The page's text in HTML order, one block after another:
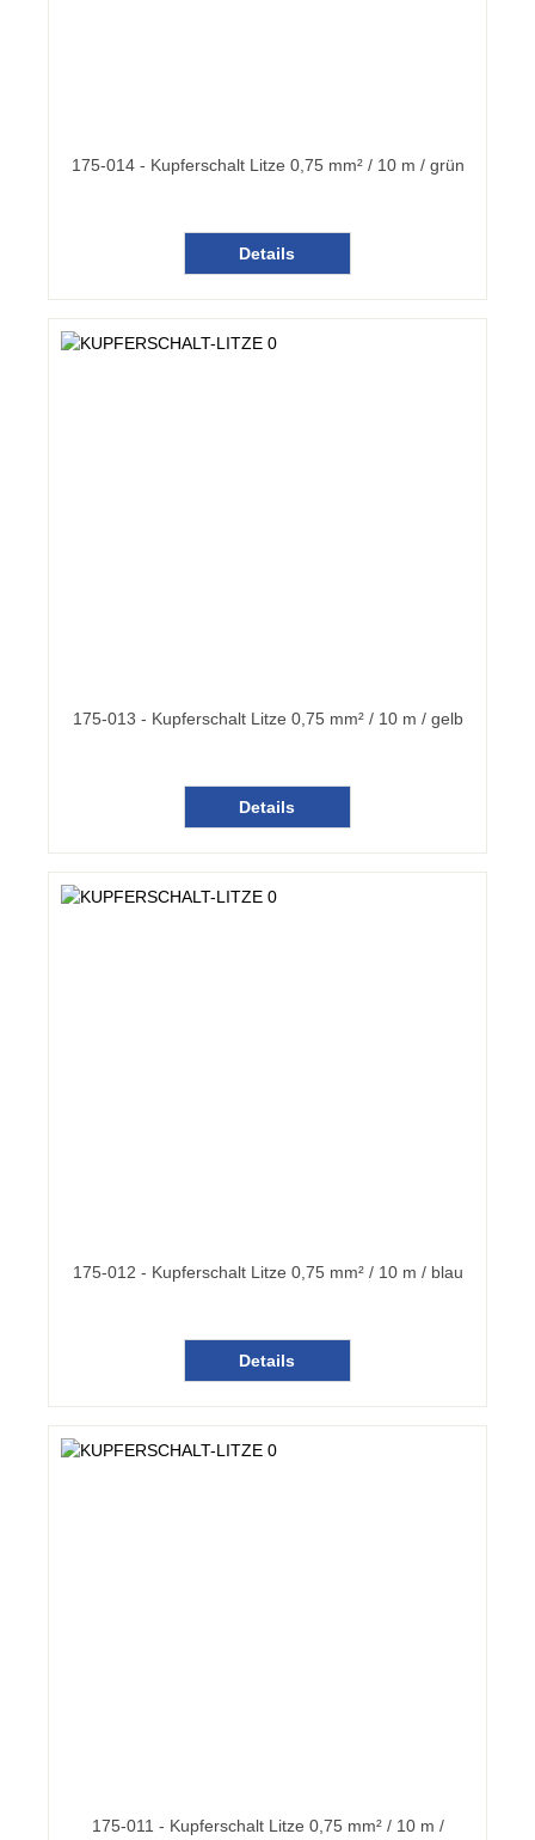
175-014 - Kupferschalt Litze 0,75 mm² / 10 m / grün
Details
175-013 - Kupferschalt Litze 0,75 mm² / 10 m / gelb
Details
175-012 - Kupferschalt Litze 0,75 mm² / 10 m / blau
Details
175-011 - Kupferschalt Litze 0,75 mm² / 10 m /